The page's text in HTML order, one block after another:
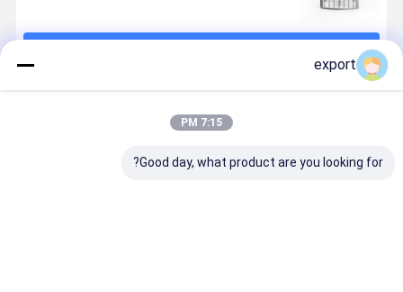
export
7:15 PM
Good day, what product are you looking for?